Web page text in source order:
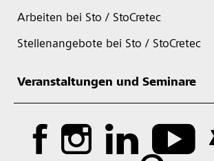
Arbeiten bei Sto / StoCretec
Stellenangebote bei Sto / StoCretec
Veranstaltungen und Seminare